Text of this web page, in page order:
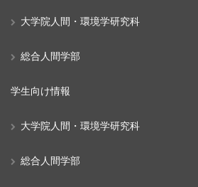
大学院人間・環境学研究科
総合人間学部
学生向け情報
大学院人間・環境学研究科
総合人間学部